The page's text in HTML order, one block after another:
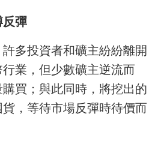
反彈
多投資者和礦主紛紛離開
業，但少數礦主逆流而
購買；與此同時，將挖出的
，等待市場反彈時待價而